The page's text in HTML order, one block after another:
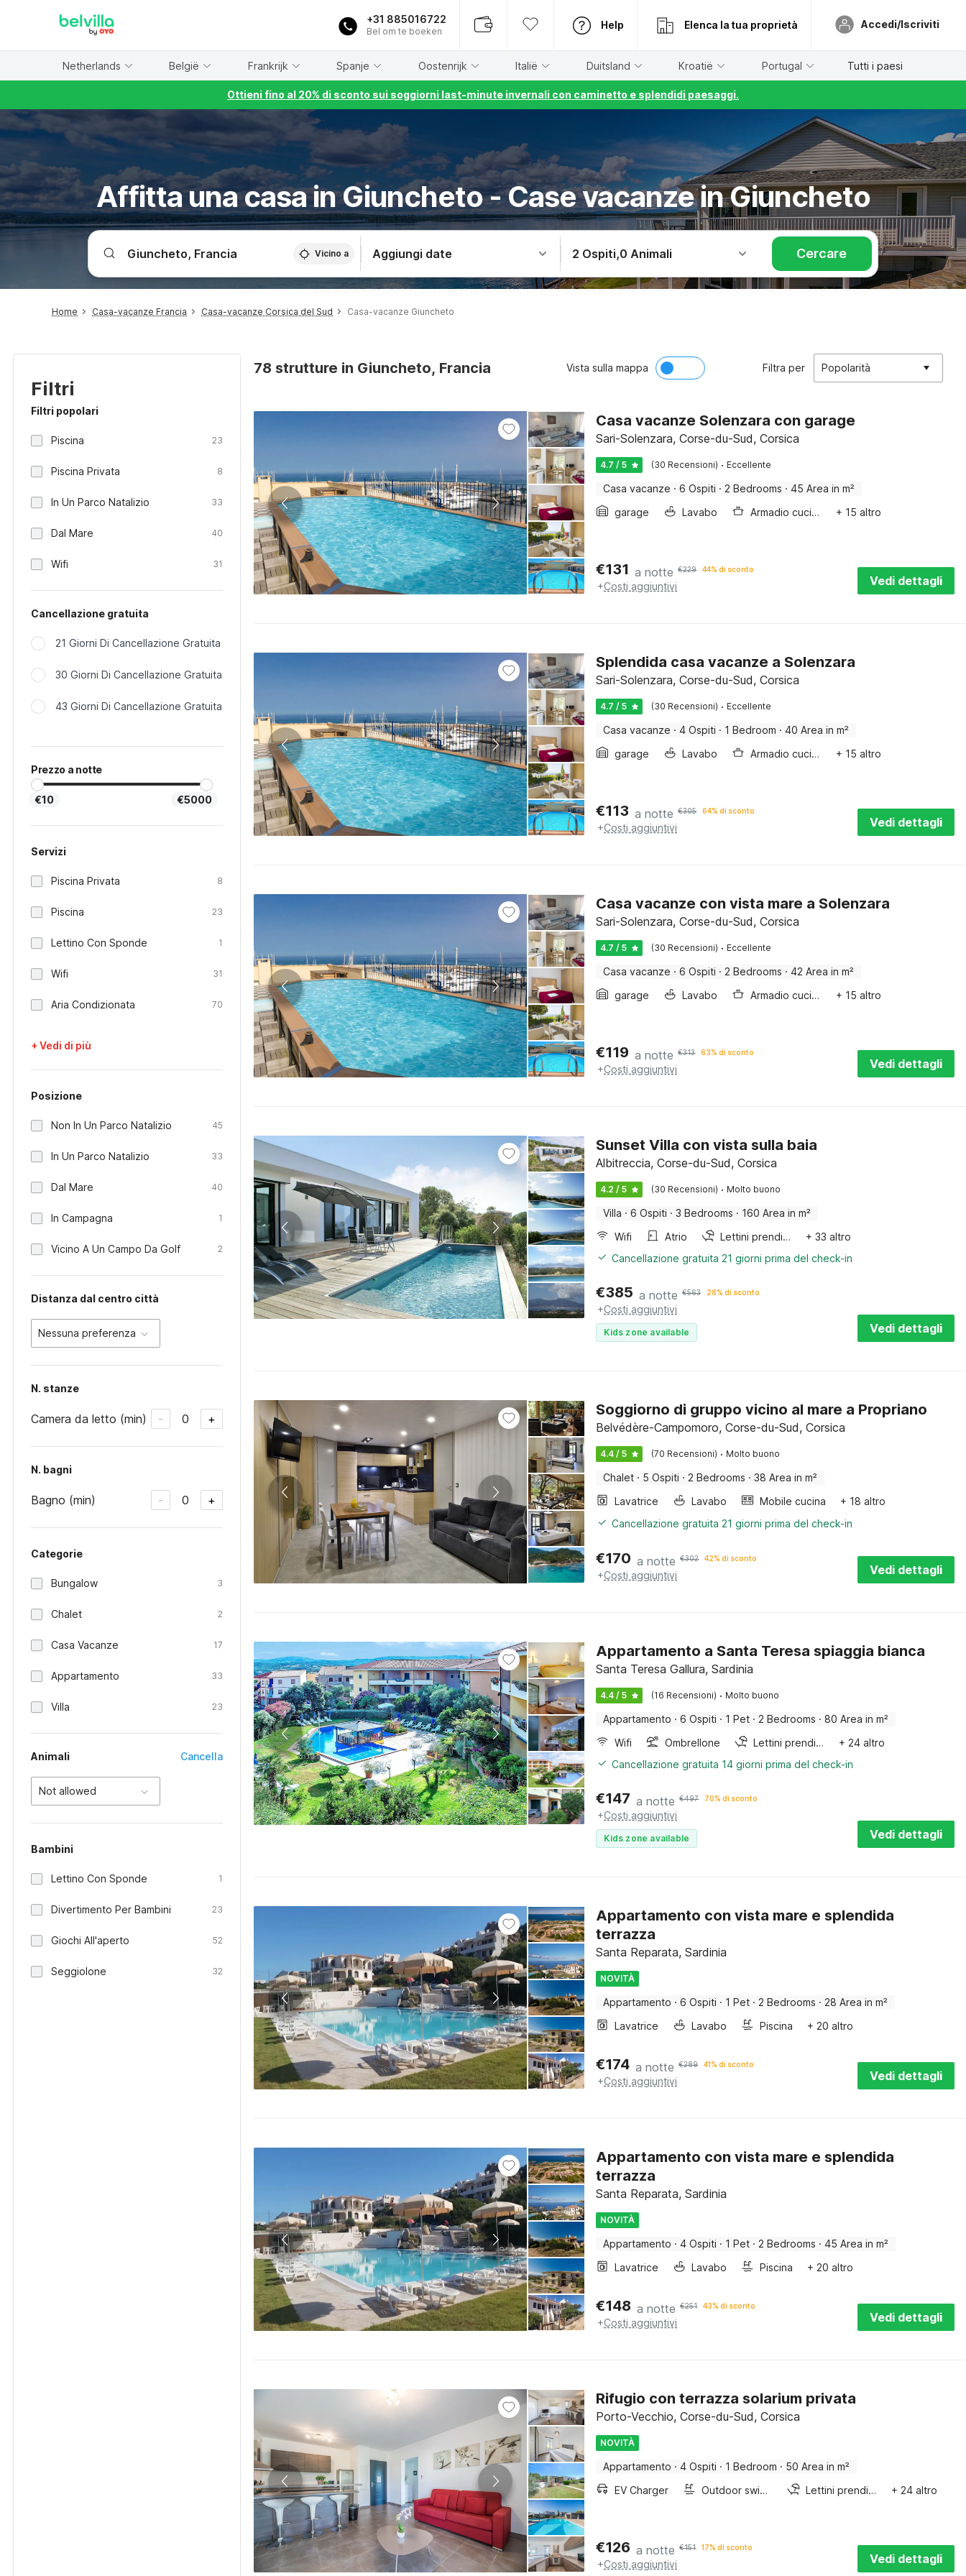
+31 885016722
Bel om te boeken
Help Elenca la tua proprietà Accedi/Iscriviti
Netherlands België Frankrijk Spanje Oostenrijk Italië Duitsland Kroatië Portugal Tutti i paesi
Ottieni fino al 20% di sconto sui soggiorni last-minute invernali con caminetto e splendidi paesaggi.
Affitta una casa in Giuncheto - Case vacanze in Giuncheto
Vicino a Aggiungi date 2 Ospiti,0 Animali Cercare
Home Casa-vacanze Francia Casa-vacanze Corsica del Sud Casa-vacanze Giuncheto
Filtri
Filtri popolari
Piscina 23
Piscina Privata 8
In Un Parco Natalizio 33
Dal Mare 40
Wifi 31
Cancellazione gratuita
21 Giorni Di Cancellazione Gratuita
30 Giorni Di Cancellazione Gratuita
43 Giorni Di Cancellazione Gratuita
Prezzo a notte
€10 €5000
Servizi
Piscina Privata 8
Piscina 23
Lettino Con Sponde 1
Wifi 31
Aria Condizionata 70
+ Vedi di più
Posizione
Non In Un Parco Natalizio 45
In Un Parco Natalizio 33
Dal Mare 40
In Campagna 1
Vicino A Un Campo Da Golf 2
Distanza dal centro città
Nessuna preferenza
N. stanze
Camera da letto (min) - 0 +
N. bagni
Bagno (min) - 0 +
Categorie
Bungalow 3
Chalet 2
Casa Vacanze 17
Appartamento 33
Villa 23
Animali Cancella
Not allowed
Bambini
Lettino Con Sponde 1
Divertimento Per Bambini 23
Giochi All'aperto 52
Seggiolone 32
78 strutture in Giuncheto, Francia Vista sulla mappa Filtra per Popolarità
Casa vacanze Solenzara con garage
Sari-Solenzara, Corse-du-Sud, Corsica
4.7 / 5 (30 Recensioni) · Eccellente
Casa vacanze · 6 Ospiti · 2 Bedrooms · 45 Area in m²
garage
Lavabo Armadio cucina + 15 altro
€131 a notte €229 44% di sconto
+Costi aggiuntivi Vedi dettagli
Splendida casa vacanze a Solenzara
Sari-Solenzara, Corse-du-Sud, Corsica
4.7 / 5 (30 Recensioni) · Eccellente
Casa vacanze · 4 Ospiti · 1 Bedroom · 40 Area in m²
garage
Lavabo Armadio cucina + 15 altro
€113 a notte €305 64% di sconto
+Costi aggiuntivi Vedi dettagli
Casa vacanze con vista mare a Solenzara
Sari-Solenzara, Corse-du-Sud, Corsica
4.7 / 5 (30 Recensioni) · Eccellente
Casa vacanze · 6 Ospiti · 2 Bedrooms · 42 Area in m²
garage
Lavabo Armadio cucina + 15 altro
€119 a notte €313 63% di sconto
+Costi aggiuntivi Vedi dettagli
Sunset Villa con vista sulla baia
Albitreccia, Corse-du-Sud, Corsica
4.2 / 5 (30 Recensioni) · Molto buono
Villa · 6 Ospiti · 3 Bedrooms · 160 Area in m²
Wifi
Atrio Lettini prendisole
+ 33 altro
Cancellazione gratuita 21 giorni prima del check-in
€385 a notte €563 28% di sconto
+Costi aggiuntivi
Kids zone available Vedi dettagli
Soggiorno di gruppo vicino al mare a Propriano
Belvédère-Campomoro, Corse-du-Sud, Corsica
4.4 / 5 (70 Recensioni) · Molto buono
Chalet · 5 Ospiti · 2 Bedrooms · 38 Area in m²
Lavatrice
Lavabo Mobile cucina
+ 18 altro
Cancellazione gratuita 21 giorni prima del check-in
€170 a notte €302 42% di sconto
+Costi aggiuntivi Vedi dettagli
Appartamento a Santa Teresa spiaggia bianca
Santa Teresa Gallura, Sardinia
4.4 / 5 (16 Recensioni) · Molto buono
Appartamento · 6 Ospiti · 1 Pet · 2 Bedrooms · 80 Area in m²
Wifi
Ombrellone Lettini prendisole
+ 24 altro
Cancellazione gratuita 14 giorni prima del check-in
€147 a notte €497 70% di sconto
+Costi aggiuntivi
Kids zone available Vedi dettagli
Appartamento con vista mare e splendida
terrazza
Santa Reparata, Sardinia
NOVITÀ
Appartamento · 6 Ospiti · 1 Pet · 2 Bedrooms · 28 Area in m²
Lavatrice
Lavabo Piscina + 20 altro
€174 a notte €289 41% di sconto
+Costi aggiuntivi Vedi dettagli
Appartamento con vista mare e splendida
terrazza
Santa Reparata, Sardinia
NOVITÀ
Appartamento · 4 Ospiti · 1 Pet · 2 Bedrooms · 45 Area in m²
Lavatrice
Lavabo Piscina + 20 altro
€148 a notte €251 43% di sconto
+Costi aggiuntivi Vedi dettagli
Rifugio con terrazza solarium privata
Porto-Vecchio, Corse-du-Sud, Corsica
NOVITÀ
Appartamento · 4 Ospiti · 1 Bedroom · 50 Area in m²
EV Charger
Outdoor swimming pool Lettini prendisole + 24 altro
€126 a notte €151 17% di sconto
+Costi aggiuntivi Vedi dettagli